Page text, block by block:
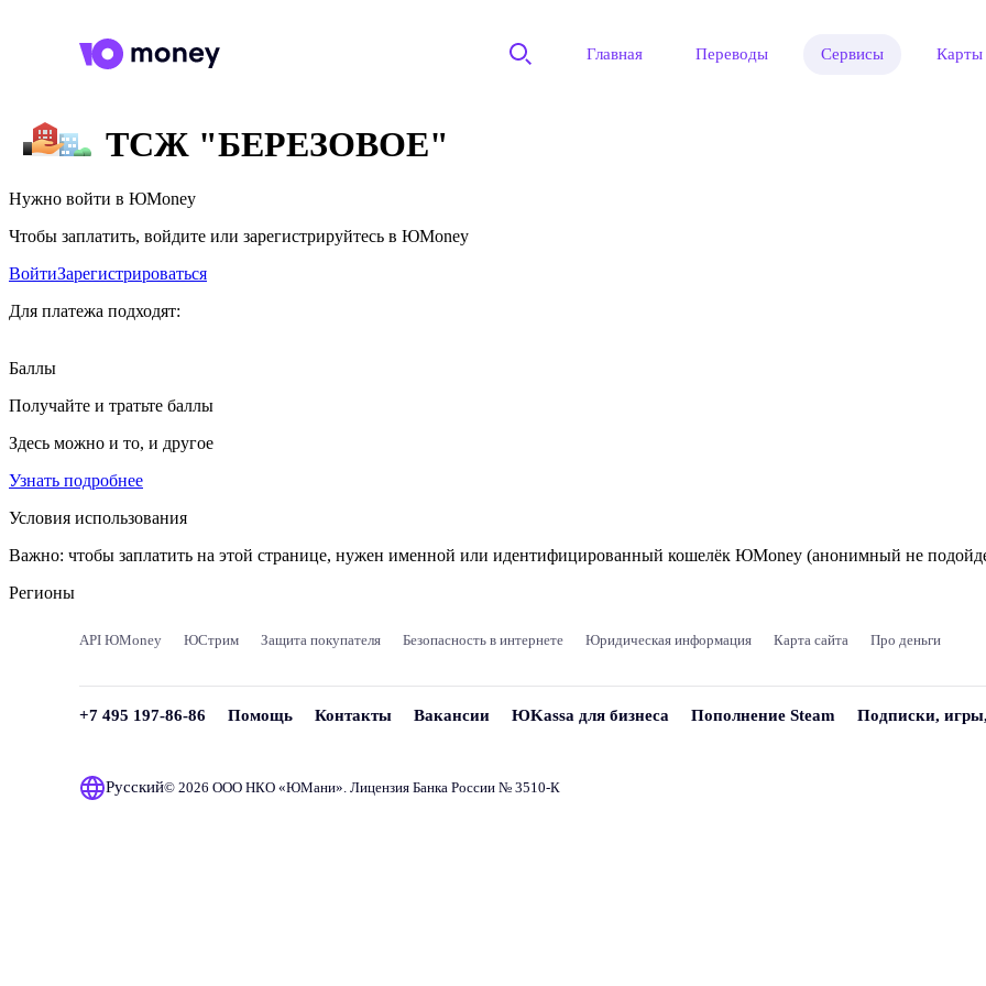
Главная Переводы Сервисы Карты
ТСЖ "БЕРЕЗОВОЕ"
Нужно войти в ЮMoney
Чтобы заплатить, войдите или зарегистрируйтесь в ЮMoney
ВойтиЗарегистрироваться
Для платежа подходят:
Баллы
Получайте и тратьте баллы
Здесь можно и то, и другое
Узнать подробнее
Условия использования
Важно: чтобы заплатить на этой странице, нужен именной или идентифицированный кошелёк ЮMoney (анонимный не
Регионы
API ЮMoney ЮСтрим Защита покупателя Безопасность в интернете Юридическая информация Карта сайта Про деньги
+7 495 197-86-86 Помощь Контакты Вакансии ЮKassa для бизнеса Пополнение Steam Подписки,
Русский© 2026 ООО НКО «ЮМани». Лицензия Банка России № 3510‑К